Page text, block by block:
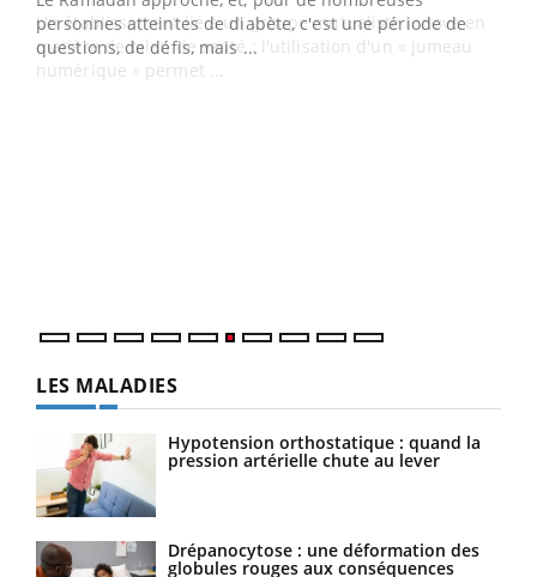
personnes atteintes de diabète, c'est une période de
questions, de défis, mais ...
Un établissement lié à un groupe mutualiste innove en
matière de bilan de santé : l'utilisation d'un « jumeau
numérique » permet ...
LES MALADIES
Hypotension orthostatique : quand la
pression artérielle chute au lever
Drépanocytose : une déformation des
globules rouges aux conséquences